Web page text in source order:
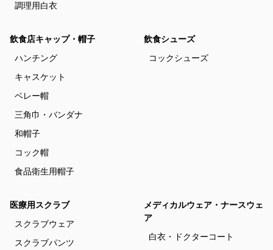
調理用白衣
飲食店キャップ・帽子
ハンチング
キャスケット
ベレー帽
三角巾・バンダナ
和帽子
コック帽
食品衛生用帽子
飲食シューズ
コックシューズ
医療用スクラブ
スクラブウェア
スクラブパンツ
メディカルウェア・ナースウェ
ア
白衣・ドクターコート